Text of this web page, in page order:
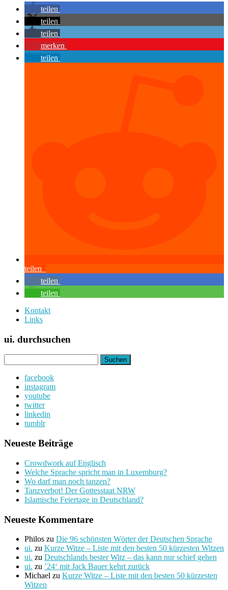
teilen
teilen
teilen
merken
teilen
teilen
teilen
teilen
Kontakt
Links
ui. durchsuchen
nach:
facebook
instagram
youtube
twitter
linkedin
tumblr
Neueste Beiträge
Crowdwork auf Englisch
Welche Sprache spricht man in Luxemburg?
Wo darf man noch tanzen?
Tanzverbot! Der Gottesstaat NRW
Islamische Feiertage in Deutschland?
Neueste Kommentare
Philos zu Die 96 schönsten Wörter der Deutschen Sprache
ui. zu Kurze Witze – Liste mit den besten 50 kürzesten Witzen
ui. zu Deutschlands bester Witz – das kann nur schief gehen
ui. zu ’24‘ mit Jack Bauer kehrt zurück
Michael zu Kurze Witze – Liste mit den besten 50 kürzesten
Witzen